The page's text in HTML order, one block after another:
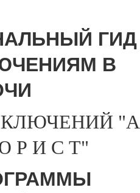
ГИД
В
"А
Р И С Т"